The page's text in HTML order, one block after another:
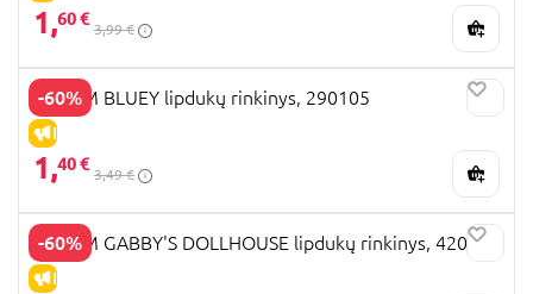
1,60 €
3,99 €
-60%
IŠPARDAVIMAS
TOTUM BLUEY lipdukų rinkinys, 290105
1,40 €
3,49 €
-60%
IŠPARDAVIMAS
TOTUM GABBY'S DOLLHOUSE lipdukų rinkinys, 420335